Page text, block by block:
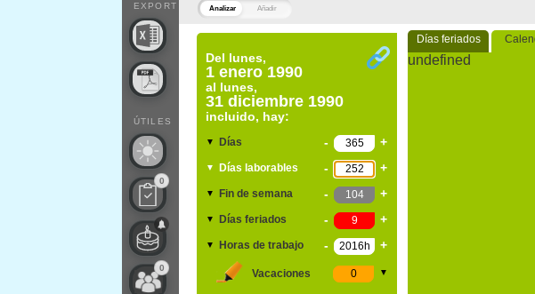
Analizar Añadir
Del lunes,
1 enero 1990
al lunes,
31 diciembre 1990
incluido, hay:
▼ Días - +
▼ Días laborables - +
▼ Fin de semana - +
▼ Días feriados - +
▼ Horas de trabajo - +
Vacaciones ▼
Días feriados
undefined
EXPORT
ÚTILES
0
0